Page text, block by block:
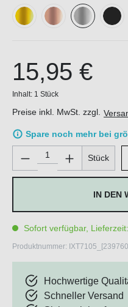
15,95 €
Inhalt: 1 Stück
Preise inkl. MwSt. zzgl.
Spare noch mehr bei
Produkt Anzahl: Gib den
Stück
IN DEN
Sofort verfügbar,
Produktnummer:
Hochwertige
Schneller Versand